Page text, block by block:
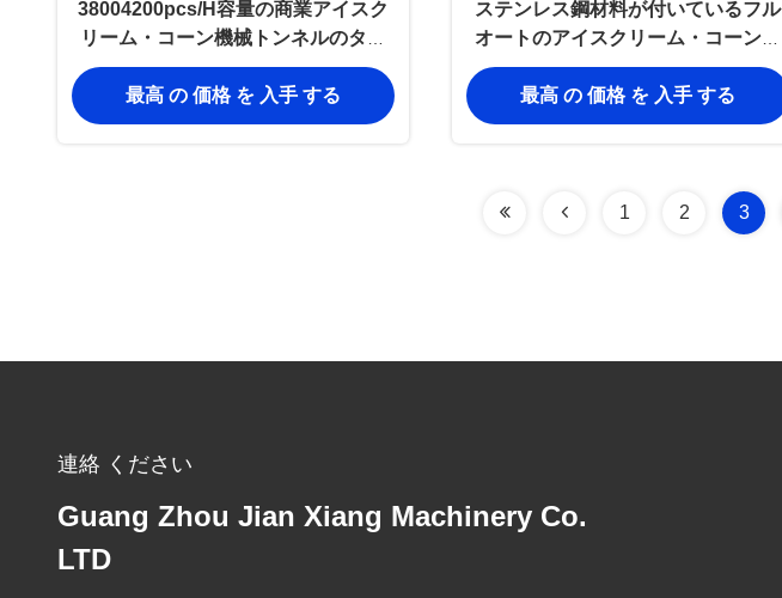
38004200pcs/H容量の商業アイスク
リーム・コーン機械トンネルのタイ
プ
最高 の 価格 を 入手 する
ステンレス鋼材料が付いているフル
オートのアイスクリーム・コーンの
生産ライン
最高 の 価格 を 入手 する
1 2 3
連絡 ください
Guang Zhou Jian Xiang Machinery Co.
LTD